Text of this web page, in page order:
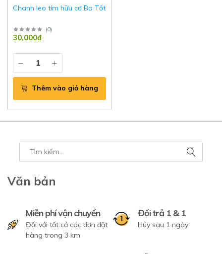
Chanh leo tím hữu cơ Ba Tốt
(0)
30,000₫
Thêm vào giỏ hàng
Văn bản
Miễn phí vận chuyển
Đối với tất cả các đơn đặt
hàng trong 3 km
Đổi trả 1 & 1
Hủy sau 1 ngày